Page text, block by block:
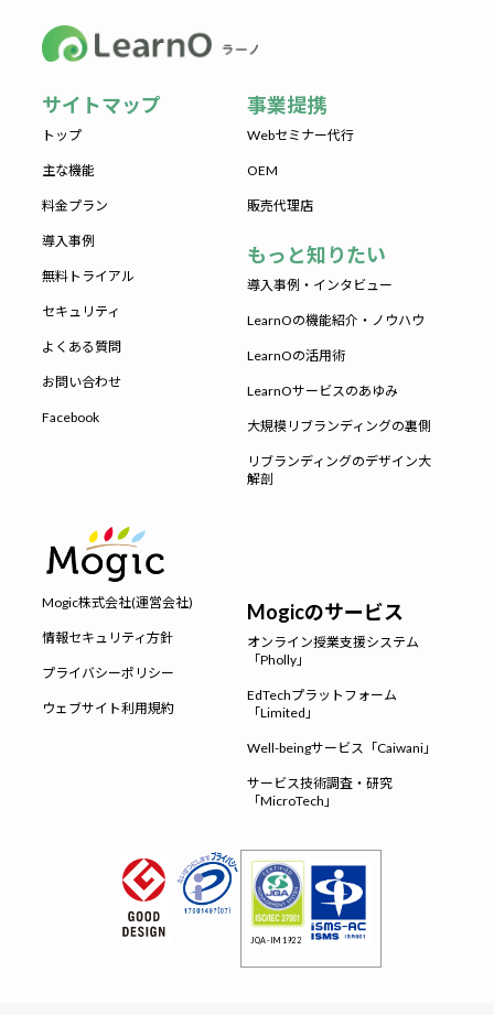
サイトマップ
トップ
主な機能
料金プラン
導入事例
無料トライアル
セキュリティ
よくある質問
お問い合わせ
Facebook
事業提携
Webセミナー代行
OEM
販売代理店
もっと知りたい
導入事例・インタビュー
LearnOの機能紹介・ノウハウ
LearnOの活用術
LearnOサービスのあゆみ
大規模リブランディングの裏側
リブランディングのデザイン大
解剖
Mogic株式会社(運営会社)
情報セキュリティ方針
プライバシーポリシー
ウェブサイト利用規約
Mogicのサービス
オンライン授業支援システム
「Pholly」
EdTechプラットフォーム
「Limited」
Well-beingサービス「Caiwani」
サービス技術調査・研究
「MicroTech」
JQA-IM1922